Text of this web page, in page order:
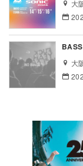
大
大